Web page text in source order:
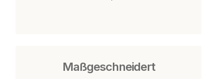
Maßgeschneidert